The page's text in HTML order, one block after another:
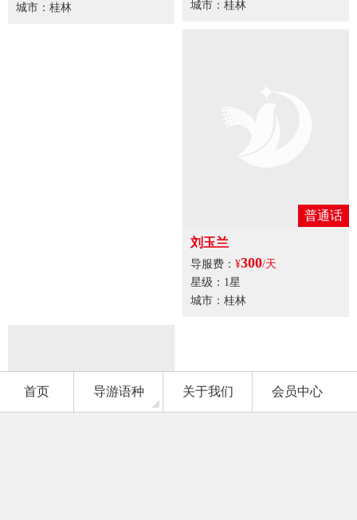
城市：桂林
城市：桂林
普通话
秦聪喜
导服费： ¥300/天
星级：1星
城市：桂林
首页 导游语种 关于我们 会员中心